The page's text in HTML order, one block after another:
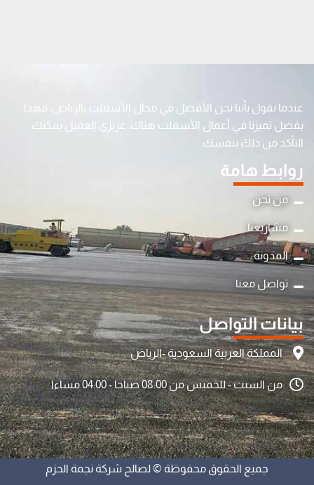
عندما نقول بأننا نحن الأفضل في مجال الأسفلت بالرياض، فهذا
بفضل تميزنا في أعمال الأسفلت هناك. عزيزي العميل يمكنك
التأكد من ذلك بنفسك.
روابط هامة
من نحن
مشاريعنا
المدونة
تواصل معنا
بيانات التواصل
المملكة العربية السعودية -الرياض
من السبت - للخميس من 08:00 صباحا - 04:00 مساءا
جميع الحقوق محفوظة © لصالح شركة نجمة الحزم